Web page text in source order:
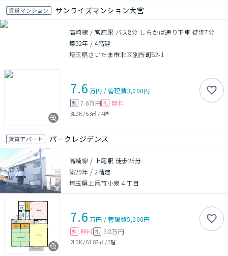
賃貸マンション サンライズマンション大宮
高崎線 / 宮原駅 バス8分 しらかば通り下車 徒歩7分
築32年 /4階建
埼玉県さいたま市北区別所町82-1
7.6 万円 /管理費3,000円
敷 7.6万円 礼 無料
3LDK/63㎡ / 4階
賃貸アパート パークレジデンス
高崎線 / 上尾駅 徒歩25分
築29年 /2階建
埼玉県上尾市小泉４丁目
7.6 万円 /管理費5,000円
敷 無料 礼 3.8万円
2LDK/61.82㎡ / 2階